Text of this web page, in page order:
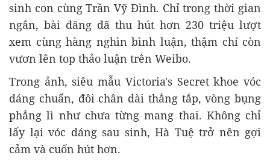
sinh con cùng Trần Vỹ Đình. Chỉ trong thời gian
ngắn, bài đăng đã thu hút hơn 230 triệu lượt
xem cùng hàng nghìn bình luận, thậm chí còn
vươn lên top thảo luận trên Weibo.
Trong ảnh, siêu mẫu Victoria's Secret khoe vóc
dáng chuẩn, đôi chân dài thẳng tắp, vòng bụng
phẳng lì như chưa từng mang thai. Không chỉ
lấy lại vóc dáng sau sinh, Hà Tuệ trở nên gợi
cảm và cuốn hút hơn.